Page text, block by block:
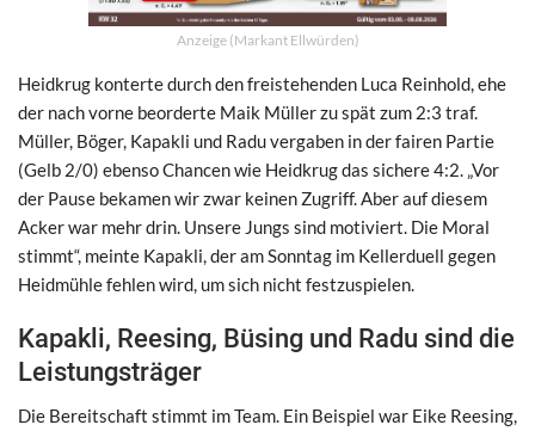
Anzeige (Markant Ellwürden)
Heidkrug konterte durch den freistehenden Luca Reinhold, ehe
der nach vorne beorderte Maik Müller zu spät zum 2:3 traf.
Müller, Böger, Kapakli und Radu vergaben in der fairen Partie
(Gelb 2/0) ebenso Chancen wie Heidkrug das sichere 4:2. „Vor
der Pause bekamen wir zwar keinen Zugriff. Aber auf diesem
Acker war mehr drin. Unsere Jungs sind motiviert. Die Moral
stimmt“, meinte Kapakli, der am Sonntag im Kellerduell gegen
Heidmühle fehlen wird, um sich nicht festzuspielen.
Kapakli, Reesing, Büsing und Radu sind die
Leistungsträger
Die Bereitschaft stimmt im Team. Ein Beispiel war Eike Reesing,